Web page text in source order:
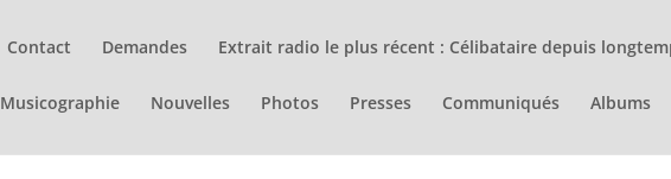
Contact Demandes Extrait radio le plus récent : Célibataire depuis
Musicographie Nouvelles Photos Presses Communiqués Albums